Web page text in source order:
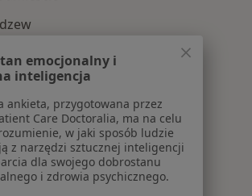
kategorii: Pediatrzy w pobliżu
choroby
dziecięcego w Łodzi
oddechowych w Łodzi
emocjonalny i
inteligencja
ankieta, przygotowana przez
Care Doctoralia, ma na celu
w jaki sposób ludzie
z narzędzi sztucznej inteligencji
dla swojego dobrostanu
i zdrowia psychicznego.